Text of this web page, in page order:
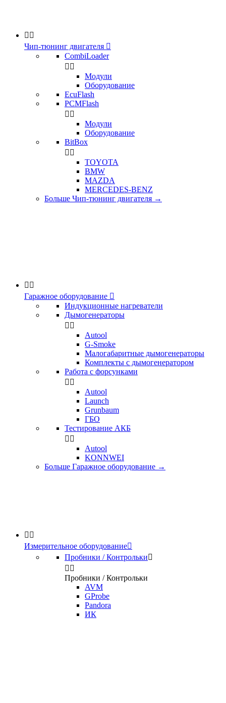
 
Чип-тюнинг двигателя 
CombiLoader
 
Модули
Оборудование
EcuFlash
PCMFlash
 
Модули
Оборудование
BitBox
 
TOYOTA
BMW
MAZDA
MERCEDES-BENZ
Больше Чип-тюнинг двигателя →
 
Гаражное оборудование 
Индукционные нагреватели
Дымогенераторы
 
Аutool
G-Smoke
Малогабаритные дымогенераторы
Комплекты с дымогенератором
Работа с форсунками
 
Autool
Launch
Grunbaum
ГБО
Тестирование АКБ
 
Autool
KONNWEI
Больше Гаражное оборудование →
 
Измерительное оборудование
Пробники / Контрольки
 
Пробники / Контрольки
AVM
GProbe
Pandora
ИК